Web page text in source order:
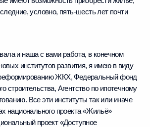
условно, пять-шесть лет почти
и наша с вами работа, в конечном
институтов развития, я имею в виду
ЖКХ, Федеральный фонд
строительства, Агентство по ипотечному
Все эти институты так или иначе
национального проекта «Жильё»
проект «Доступное